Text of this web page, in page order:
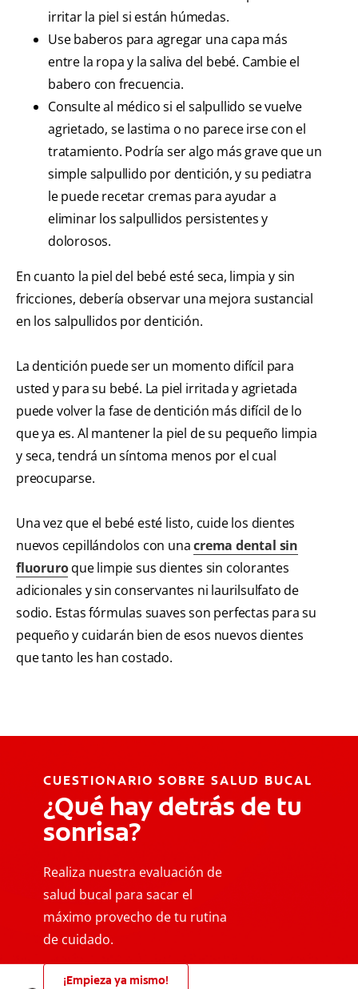
irritar la piel si están húmedas.
Use baberos para agregar una capa más
entre la ropa y la saliva del bebé. Cambie el
babero con frecuencia.
Consulte al médico si el salpullido se vuelve
agrietado, se lastima o no parece irse con el
tratamiento. Podría ser algo más grave que un
simple salpullido por dentición, y su pediatra
le puede recetar cremas para ayudar a
eliminar los salpullidos persistentes y
dolorosos.
En cuanto la piel del bebé esté seca, limpia y sin
fricciones, debería observar una mejora sustancial
en los salpullidos por dentición.
La dentición puede ser un momento difícil para
usted y para su bebé. La piel irritada y agrietada
puede volver la fase de dentición más difícil de lo
que ya es. Al mantener la piel de su pequeño limpia
y seca, tendrá un síntoma menos por el cual
preocuparse.
Una vez que el bebé esté listo, cuide los dientes
nuevos cepillándolos con unacrema dental sin
fluoruroque limpie sus dientes sin colorantes
adicionales y sin conservantes ni laurilsulfato de
sodio. Estas fórmulas suaves son perfectas para su
pequeño y cuidarán bien de esos nuevos dientes
que tanto les han costado.
CUESTIONARIO SOBRE SALUD BUCAL
¿Qué hay detrás de tu
sonrisa?
Realiza nuestra evaluación de
salud bucal para sacar el
máximo provecho de tu rutina
de cuidado.
¡Empieza ya mismo!